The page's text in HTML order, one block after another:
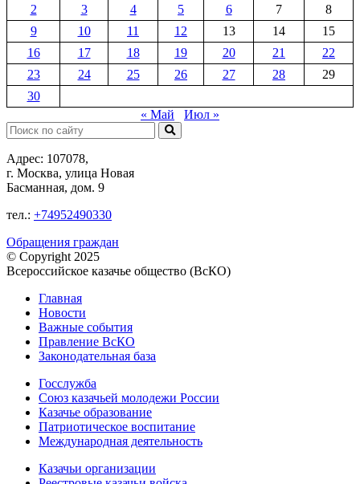
2
3 4 5 6 7
8
9
10 11 12 13 14
15
16
17 18 19 20 21
22
23
24 25 26 27 28
29
30
« Май
Июл »
Поиск:
Адрес: 107078,
г. Москва, улица Новая
Басманная, дом. 9
тел.: +74952490330
Обращения граждан
© Copyright 2025
Всероссийское казачье общество (ВсКО)
Главная
Новости
Важные события
Правление ВсКО
Законодательная база
Госслужба
Союз казачьей молодежи России
Казачье образование
Патриотическое воспитание
Международная деятельность
Казачьи организации